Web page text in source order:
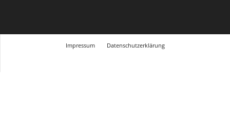
Impressum
Datenschutzerklärung